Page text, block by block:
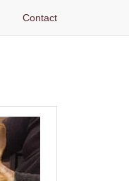
Contact